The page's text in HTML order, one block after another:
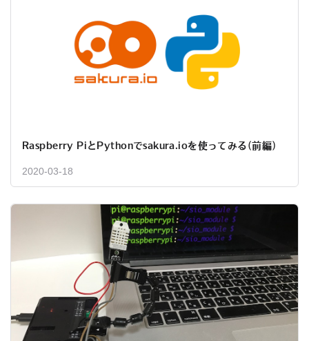
Raspberry PiとPythonでsakura.ioを使ってみる(前編)
2020-03-18